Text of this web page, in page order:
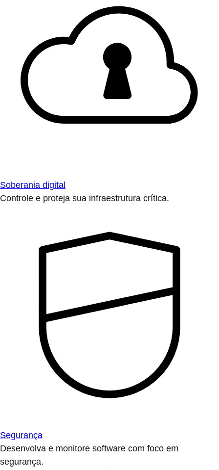
Soberania digital
Controle e proteja sua infraestrutura crítica.
Segurança
Desenvolva e monitore software com foco em
segurança.